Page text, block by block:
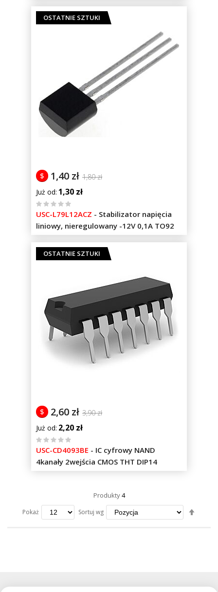
OSTATNIE SZTUKI
1,40 zł 1,80 zł
$
Już od 1,30 zł
%
of
100
USC-L79L12ACZ - Stabilizator napięcia
liniowy, nieregulowany -12V 0,1A TO92
OSTATNIE SZTUKI
2,60 zł 3,90 zł
$
Już od 2,20 zł
%
of
100
USC-CD4093BE - IC cyfrowy NAND
4kanały 2wejścia CMOS THT DIP14
Produkty4
Pokaż Sortuj wg